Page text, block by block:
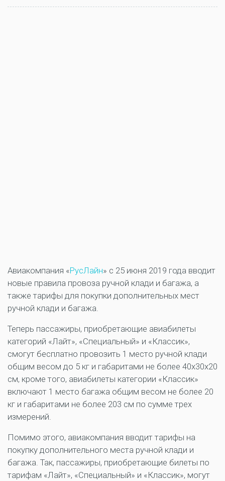
Авиакомпания «РусЛайн» с 25 июня 2019 года вводит
новые правила провоза ручной клади и багажа, а
также тарифы для покупки дополнительных мест
ручной клади и багажа.
Теперь пассажиры, приобретающие авиабилеты
категорий «Лайт», «Специальный» и «Классик»,
смогут бесплатно провозить 1 место ручной клади
общим весом до 5 кг и габаритами не более 40x30x20
см, кроме того, авиабилеты категории «Классик»
включают 1 место багажа общим весом не более 20
кг и габаритами не более 203 см по сумме трех
измерений.
Помимо этого, авиакомпания вводит тарифы на
покупку дополнительного места ручной клади и
багажа. Так, пассажиры, приобретающие билеты по
тарифам «Лайт», «Специальный» и «Классик», могут